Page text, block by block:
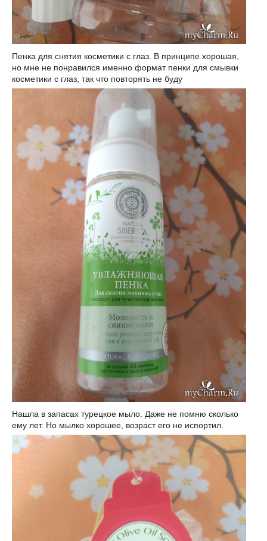
Пенка для снятия косметики с глаз. В принципе хорошая,
но мне не понравился именно формат пенки для смывки
косметики с глаз, так что повторять не буду
Нашла в запасах турецкое мыло. Даже не помню сколько
ему лет. Но мылко хорошее, возраст его не испортил.